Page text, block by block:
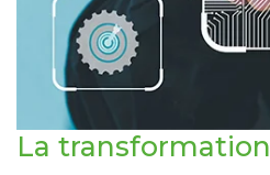
La transformation